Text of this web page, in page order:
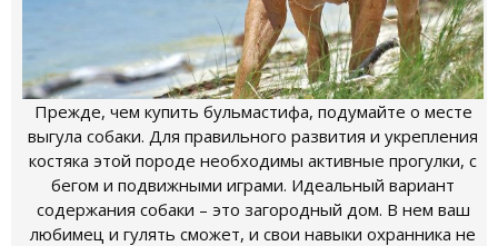
Прежде, чем купить бульмастифа, подумайте о месте
выгула собаки. Для правильного развития и укрепления
костяка этой породе необходимы активные прогулки, с
бегом и подвижными играми. Идеальный вариант
содержания собаки – это загородный дом. В нем ваш
любимец и гулять сможет, и свои навыки охранника не